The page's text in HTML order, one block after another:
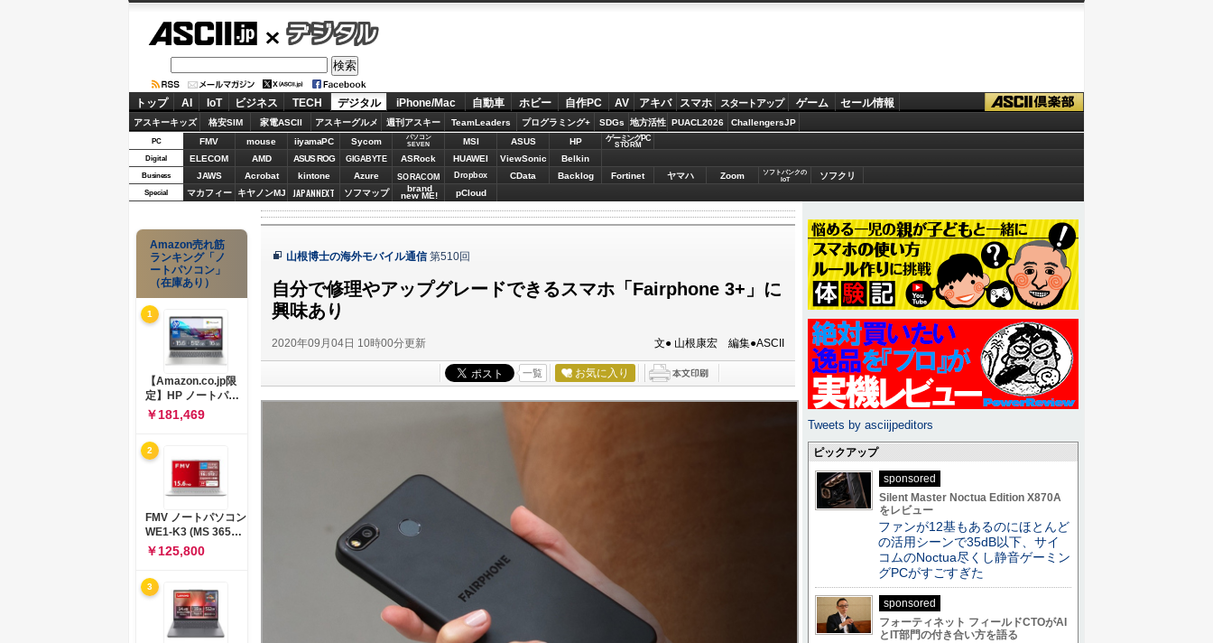
デジタル
トップ AI IoT ビジネス TECH デジタル iPhone/Mac 自動車 ホビー 自作PC AV アキバ スマホ スタートアップ ゲーム セール情報
アスキーキッズ 格安SIM 家電ASCII アスキーグルメ 週刊アスキー TeamLeaders プログラミング+ SDGs 地方活性 PUACL2026 ChallengersJP
PC FMV mouse iiyamaPC Sycom
パソコン
SEVEN
MSI ASUS HP ゲーミングPC
STORM
Digital ELECOM AMD ASUS ROG GIGABYTE ASRock HUAWEI ViewSonic Belkin
Business JAWS Acrobat kintone Azure SORACOM Dropbox CData Backlog Fortinet ヤマハ Zoom
ソフトバンクの
IoT
ソフクリ
Special マカフィー キヤノンMJ JAPANNEXT ソフマップ brand
new ME! pCloud
山根博士の海外モバイル通信 第510回
自分で修理やアップグレードできるスマホ「Fairphone 3+」に
興味あり
2020年09月04日 10時00分更新 文● 山根康宏 編集●ASCII
一覧 お気に入り
Amazon売れ筋
ランキング「ノ
ートパソコン」
（在庫あり）
1
【Amazon.co.jp限
定】HP ノートパソ
コン 15-fd 15.6イン
チ インテル Core 5
120U メモリ16GB
SSD512GB
Windows 11
Microsoft Office
2024搭載 WPS
Office搭載 カメラシ
ャッター 指紋認証 薄
型 Copilotキー搭載
ナチュラルシルバー
￥181,469
2
FMV ノートパソコン
WE1-K3 (MS 365
Personal/Copilotキ
ー搭載/Win 11/15.6
型/Core
i5/16GB/SSD
512GB/ホワイト)
FMVWK3E15W_AZ
￥125,800
3
Tweets by asciijpeditors
ピックアップ
sponsored
Silent Master Noctua Edition X870A
をレビュー
ファンが12基もあるのにほとんど
の活用シーンで35dB以下、サイ
コムのNoctua尽くし静音ゲーミン
グPCがすごすぎた
sponsored
フォーティネット フィールドCTOがAI
とIT部門の付き合い方を語る